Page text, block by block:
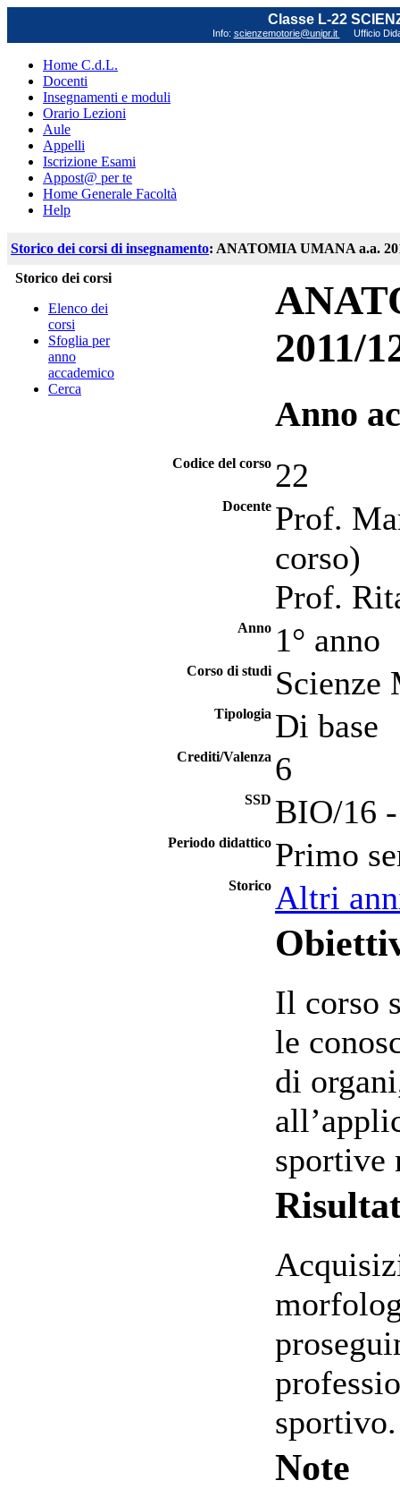
Classe L-22
Info: scienzemotorie@unipr.it Ufficio
Home C.d.L.
Docenti
Insegnamenti e moduli
Orario Lezioni
Aule
Appelli
Iscrizione Esami
Appost@ per te
Home Generale Facoltà
Help
Storico dei corsi di insegnamento: ANATOMIA UMANA a.a.
Storico dei corsi
Elenco dei
corsi
Sfoglia per
anno
accademico
Cerca
2011/
Anno
Codice del corso 22
Docente Prof.
corso)
Prof.
Anno 1° anno
Corso di studi Scienze
Tipologia Di base
Crediti/Valenza 6
SSD BIO/16
Periodo didattico Primo
Storico Altri
Il corso
le
di
sportive
sportivo.
Note